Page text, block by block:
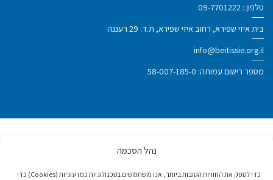
נהל הסכמה
כדי לספק את החוויות הטובות ביותר, אנו משתמשים בטכנולוגיות כמו עוגיות (Cookies) כדי
טלפון : 09-7701222
בית איזי שפירא, רחוב איזי שפירא, ת.ד. 29 רעננה
info@beitissie.org.il
מספר רישום עמותה: 58-007-185-0
פרס ישראל לנעמי סטוצ'ינר על מפעל חיים
ותרומה לחברה 2020